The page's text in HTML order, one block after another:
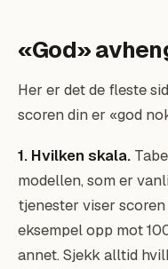
«God»
Her er det de fleste
scoren din er «god
1. Hvilken skala.
modellen, som er
tjenester viser
eksempel opp mot
annet. Sjekk alltid